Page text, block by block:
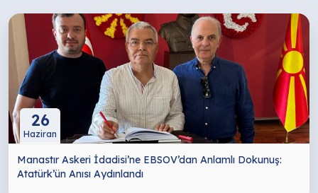
26
Haziran
Manastır Askeri İdadisi’ne EBSOV’dan Anlamlı Dokunuş:
Atatürk’ün Anısı Aydınlandı